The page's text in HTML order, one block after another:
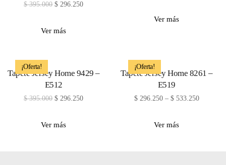
$395.000 $ 296.250
Ver más
Ver más
¡Oferta!
Tapete Jersey Home 9429 –
E512
$395.000 $ 296.250
Ver más
¡Oferta!
Tapete Jersey Home 8261 –
E519
$296.250– $533.250
Ver más